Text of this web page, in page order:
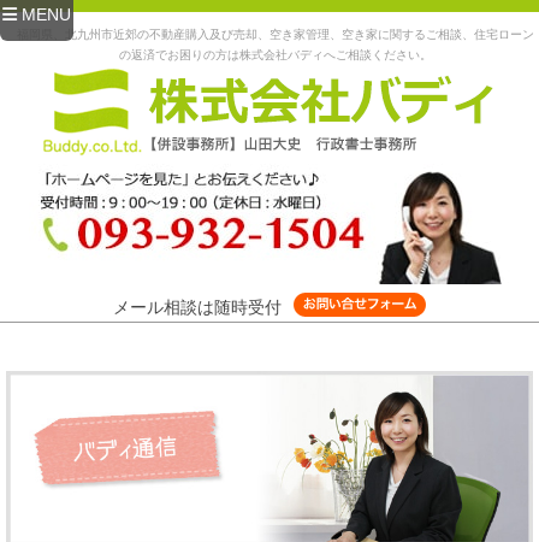
MENU
福岡県、北九州市近郊の不動産購入及び売却、空き家管理、空き家に関するご相談、住宅ローン
の返済でお困りの方は株式会社バディへご相談ください。
メール相談は随時受付